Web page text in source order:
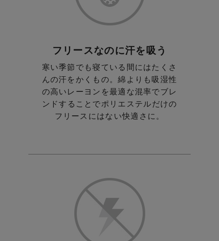
フリースなのに汗を吸う
寒い季節でも寝ている間にはたくさ
んの汗をかくもの。綿よりも吸湿性
の高いレーヨンを最適な混率でブレ
ンドすることでポリエステルだけの
フリースにはない快適さに。